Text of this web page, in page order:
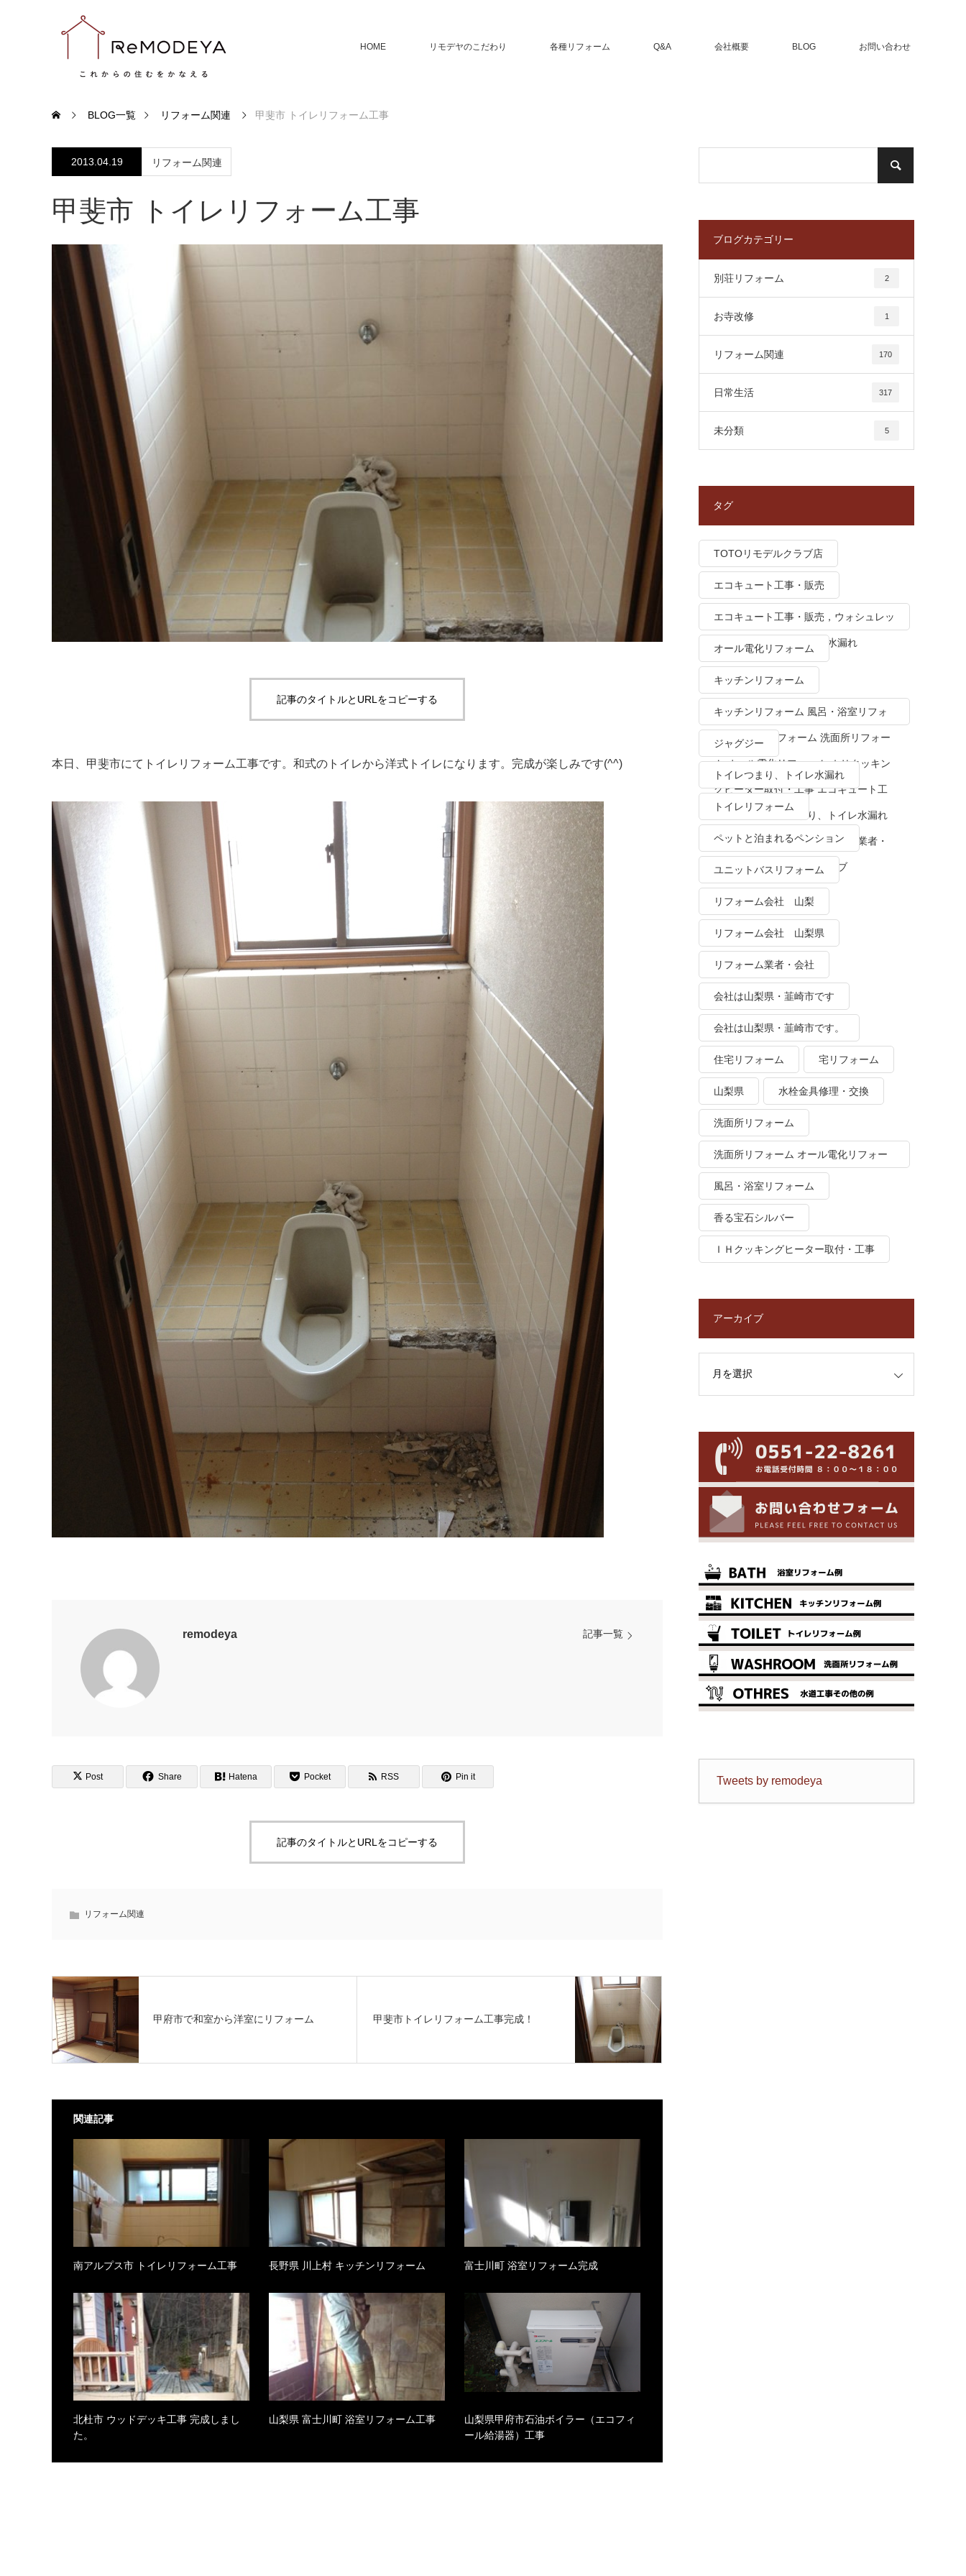
HOME リモデヤのこだわり 各種リフォーム Q&A 会社概要 BLOG お問い合わせ
BLOG一覧 リフォーム関連 甲斐市 トイレリフォーム工事
2013.04.19 リフォーム関連
甲斐市 トイレリフォーム工事
記事のタイトルとURLをコピーする
本日、甲斐市にてトイレリフォーム工事です。和式のトイレから洋式トイレになります。完成が楽しみです(^^)
remodeya 記事一覧
Post Share Hatena Pocket RSS Pin it
記事のタイトルとURLをコピーする
リフォーム関連
甲府市で和室から洋室にリフォーム 甲斐市トイレリフォーム工事完成！
関連記事
南アルプス市 トイレリフォーム工事 長野県 川上村 キッチンリフォーム 富士川町 浴室リフォーム完成
北杜市 ウッドデッキ工事 完成しまし
た。
山梨県 富士川町 浴室リフォーム工事
山梨県甲府市石油ボイラー（エコフィ
ール給湯器）工事
ブログカテゴリー
別荘リフォーム 2
お寺改修 1
リフォーム関連 170
日常生活 317
未分類 5
タグ
TOTOリモデルクラブ店
エコキュート工事・販売
エコキュート工事・販売，ウォシュレッ
ト トイレつまり、トイレ水漏れ
オール電化リフォーム
キッチンリフォーム
キッチンリフォーム 風呂・浴室リフォ
ーム トイレリフォーム 洗面所リフォー
ム オール電化リフォーム ＩＨクッキン
グヒーター取付・工事 エコキュート工
事・販売 トイレつまり、トイレ水漏れ
水栓金具修理・交換 リフォーム業者・
会社 ＴＯＴＯリモデルクラブ
ジャグジー
トイレつまり、トイレ水漏れ
トイレリフォーム
ペットと泊まれるペンション
ユニットバスリフォーム
リフォーム会社 山梨
リフォーム会社 山梨県
リフォーム業者・会社
会社は山梨県・韮崎市です
会社は山梨県・韮崎市です。
住宅リフォーム 宅リフォーム
山梨県 水栓金具修理・交換
洗面所リフォーム
洗面所リフォーム オール電化リフォー
ム
風呂・浴室リフォーム
香る宝石シルバー
ＩＨクッキングヒーター取付・工事
アーカイブ
Tweets by remodeya